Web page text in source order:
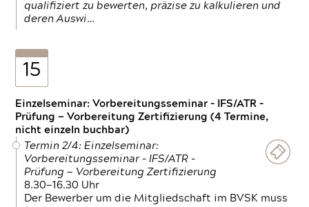
qualifiziert zu bewerten, präzise zu kalkulieren und
deren Auswi…
15
Einzelseminar: Vorbereitungsseminar - IFS/ATR -
Prüfung — Vorbereitung Zertifizierung (4 Termine,
nicht einzeln buchbar)
Termin 2/4: Einzelseminar:
Vorbereitungsseminar - IFS/ATR -
Prüfung — Vorbereitung Zertifizierung
8.30—16.30 Uhr
Der Bewerber um die Mitgliedschaft im BVSK muss